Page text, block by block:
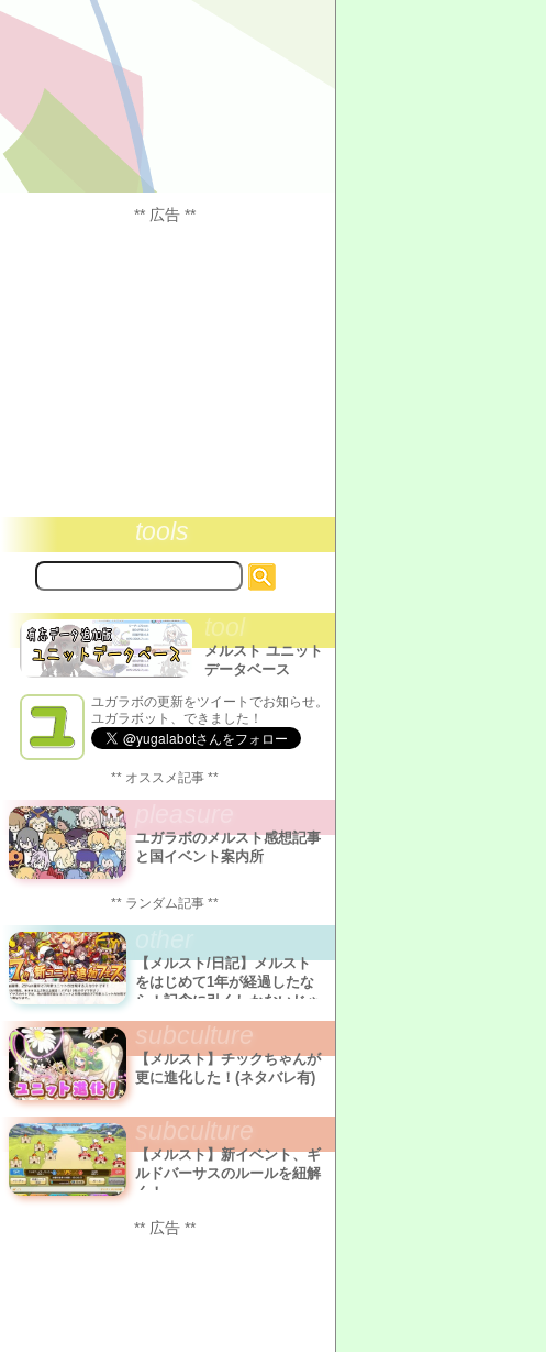
** 広告 **
tools
サ
イ
内
検
索:
tool
メルスト ユニット
データベース
ユガラボの更新をツイートでお知らせ。
ユガラボット、できました！
** オススメ記事 **
ユガラボのメルスト感想記事
と国イベント案内所
** ランダム記事 **
【メルスト/日記】メルスト
をはじめて1年が経過したな
ら！記念に引くしかないじゃ
ない！
subculture
【メルスト】チックちゃんが
更に進化した！(ネタバレ有)
subculture
【メルスト】新イベント、ギ
ルドバーサスのルールを紐解
く！
** 広告 **